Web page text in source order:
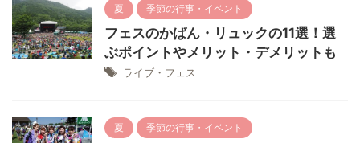
夏 季節の行事・イベント
フェスのかばん・リュックの11選！選
ぶポイントやメリット・デメリットも
ライブ・フェス
夏 季節の行事・イベント